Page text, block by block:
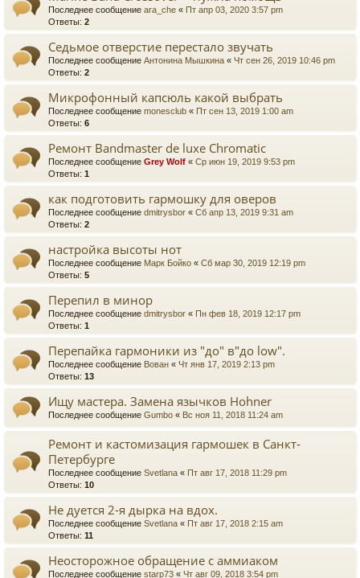
Последнее сообщение ara_che « Пт апр 03, 2020 3:57 pm
Ответы: 2
Седьмое отверстие перестало звучать
Последнее сообщение Антонина Мышкина « Чт сен 26, 2019 10:46 pm
Ответы: 2
Микрофонный капсюль какой выбрать
Последнее сообщение monesclub « Пт сен 13, 2019 1:00 am
Ответы: 6
Ремонт Bandmaster de luxe Chromatic
Последнее сообщение Grey Wolf « Ср июн 19, 2019 9:53 pm
Ответы: 1
как подготовить гармошку для оверов
Последнее сообщение dmitrysbor « Сб апр 13, 2019 9:31 am
Ответы: 2
настройка высоты нот
Последнее сообщение Марк Бойко « Сб мар 30, 2019 12:19 pm
Ответы: 5
Перепил в минор
Последнее сообщение dmitrysbor « Пн фев 18, 2019 12:17 pm
Ответы: 1
Перепайка гармоники из "до" в"до low".
Последнее сообщение Вован « Чт янв 17, 2019 2:13 pm
Ответы: 13
Ищу мастера. Замена язычков Hohner
Последнее сообщение Gumbo « Вс ноя 11, 2018 11:24 am
Ремонт и кастомизация гармошек в Санкт-
Петербурге
Последнее сообщение Svetlana « Пт авг 17, 2018 11:29 pm
Ответы: 10
Не дуется 2-я дырка на вдох.
Последнее сообщение Svetlana « Пт авг 17, 2018 2:15 am
Ответы: 11
Неосторожное обращение с аммиаком
Последнее сообщение starp73 « Чт авг 09, 2018 3:54 pm